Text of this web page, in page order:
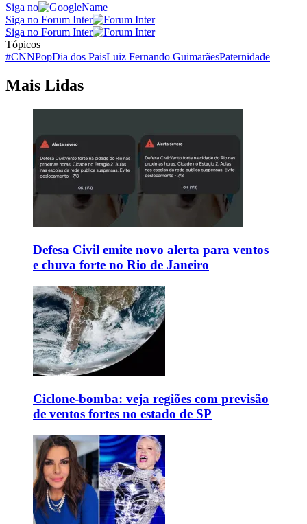
Siga no
Siga no Forum Inter
Siga no Forum Inter
Tópicos
#CNNPopDia dos PaisLuiz Fernando GuimarãesPaternidade
Mais Lidas
Defesa Civil emite novo alerta para ventos
e chuva forte no Rio de Janeiro
Ciclone-bomba: veja regiões com previsão
de ventos fortes no estado de SP